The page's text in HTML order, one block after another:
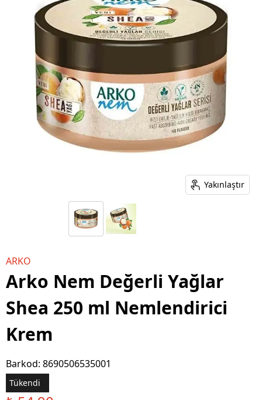
Yakınlaştır
ARKO
Arko Nem Değerli Yağlar
Shea 250 ml Nemlendirici
Krem
Barkod: 8690506535001
Tükendi